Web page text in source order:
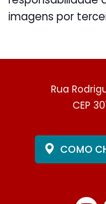
imagens por
Rua
CEP
COMO